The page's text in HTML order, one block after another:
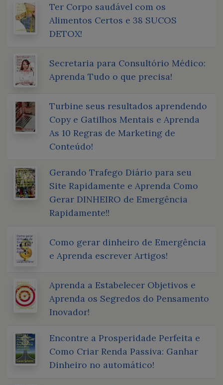
Ter Corpo saudável com os
Alimentos Certos e 38 SUCOS
DETOX!
Secretaria para Consultório Médico:
Aprenda Tudo o que precisa!
Turbine seus resultados aprendendo
Copy e Gatilhos Mentais e Aprenda
As 10 Regras de Marketing de
Conteúdo!
Gerando Trafego Diário para seu
Site Rapidamente e Aprenda Como
Gerar DINHEIRO de Emergência
Rapidamente!!
Como gerar dinheiro de Emergência
e Aprenda escrever Artigos!
Aprenda a Estabelecer Objetivos e
Aprenda os Segredos do Pensamento
Inovador!
Encontre a Prosperidade Perfeita e
Como Criar Renda Passiva: Ganhar
Dinheiro no automático!